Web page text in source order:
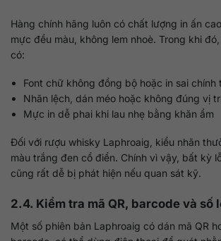
Hàng chính hãng luôn có chất lượng in ấn
mực đều màu, không lem nhoè. Trong khi
có:
Font chữ không đồng bộ hoặc in sai chính
Nhãn lệch, dán méo hoặc không đúng vị
Mực in dễ phai khi lau nhẹ bằng khăn ẩm
Đối với rượu whisky Laphroaig, kiểu nhãn
màu trắng đen cổ điển. Chính vì vậy, bất kỳ
cũng rất dễ bị phát hiện nếu quan sát kỹ.
2.4. Kiểm tra mã QR, barcode và số
Một số phiên bản Laphroaig có dán mã QR